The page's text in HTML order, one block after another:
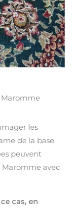
Maromme
les
de la base
peuvent
avec
cas, en